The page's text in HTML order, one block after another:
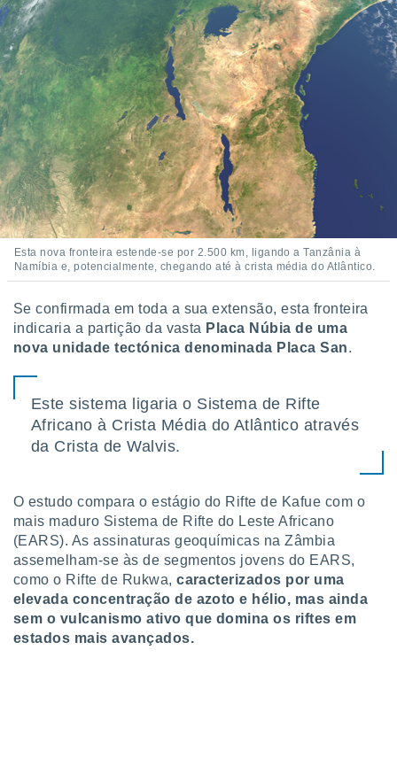
qual se
tal,
seu
ou opor-
qualquer
em “
na
de
ou aceder
para
utilizar
medir
da
dos
Esta nova fronteira estende-se por 2.500 km, ligando a Tanzânia à
Namíbia e, potencialmente, chegando até à crista média do Atlântico.
Se confirmada em toda a sua extensão, esta fronteira
indicaria a partição da vasta Placa Núbia de uma
nova unidade tectónica denominada Placa San.
Este sistema ligaria o Sistema de Rifte
Africano à Crista Média do Atlântico através
da Crista de Walvis.
O estudo compara o estágio do Rifte de Kafue com o
mais maduro Sistema de Rifte do Leste Africano
(EARS). As assinaturas geoquímicas na Zâmbia
assemelham-se às de segmentos jovens do EARS,
como o Rifte de Rukwa,caracterizados por uma
elevada concentração de azoto e hélio, mas ainda
sem o vulcanismo ativo que domina os riftes em
estados mais avançados.